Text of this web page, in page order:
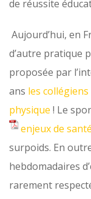
de réussite
Aujourd’hui, en
d’autre pratique
proposée par
ans les
physique ! Le
enjeux de santé
surpoids. En
hebdomadaires
rarement